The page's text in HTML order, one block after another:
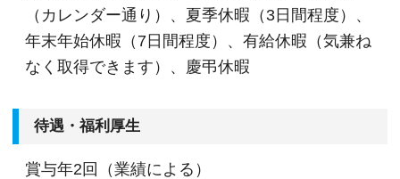
（カレンダー通り）、夏季休暇（3日間程度）、
年末年始休暇（7日間程度）、有給休暇（気兼ね
なく取得できます）、慶弔休暇
待遇・福利厚生
賞与年2回（業績による）